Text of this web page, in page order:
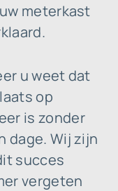
meterkast
u weet dat
op
is zonder
dage. Wij zijn
succes
vergeten